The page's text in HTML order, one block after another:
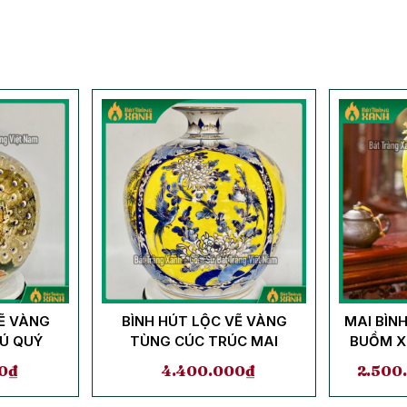
VÀNG
QUÝ
₫
BÌNH HÚT LỘC VẼ VÀNG
TÙNG CÚC TRÚC MAI
4.400.000₫
MAI
BUỒM